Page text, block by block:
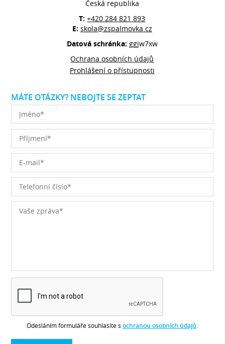
Česká republika
T:+420 284 821 893
E: skola@zspalmovka.cz
Datová schránka: ggjw7xw
Ochrana osobních údajů
Prohlášení o přístupnosti
MÁTE OTÁZKY? NEBOJTE SE ZEPTAT
Odesláním formuláře souhlasíte s ochranou osobních údajů